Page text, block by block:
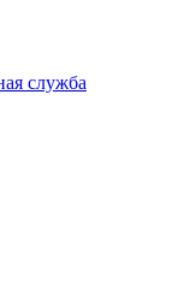
служба